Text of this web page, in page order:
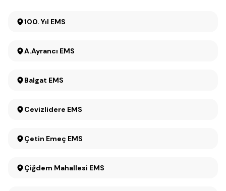
100. Yıl EMS
A.Ayrancı EMS
Balgat EMS
Cevizlidere EMS
Çetin Emeç EMS
Çiğdem Mahallesi EMS